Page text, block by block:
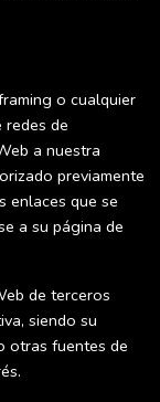
o cualquier
de
a nuestra
previamente
enlaces que se
a su página de
de terceros
siendo su
otras fuentes de